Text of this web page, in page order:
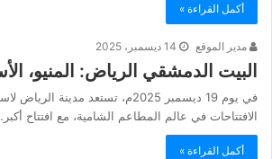
أكمل القراءة »
مدير الموقع 14 ديسمبر، 2025
البيت الدمشقي الرياض: المنيو،
في يوم 19 ديسمبر 2025م، تستعد مدينة
الافتتاحات في عالم المطاعم الشامية، مع افتتاح
أكمل القراءة »